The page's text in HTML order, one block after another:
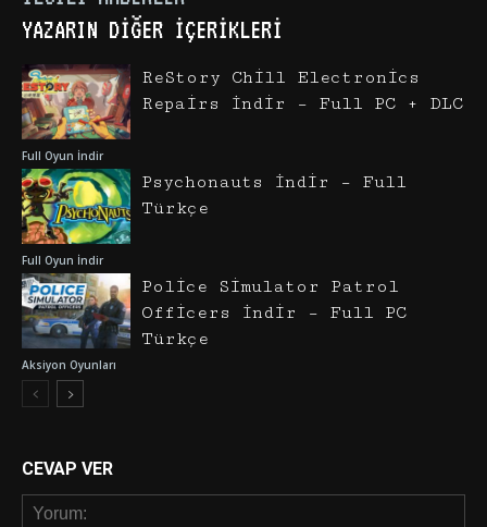
YAZARIN DIĞER İÇERIKLERI
Full Oyun İndir
ReStory Chill Electronics
Repairs İndir – Full PC + DLC
Full Oyun İndir
Psychonauts İndir – Full
Türkçe
Aksiyon Oyunları
Police Simulator Patrol
Officers İndir – Full PC
Türkçe
CEVAP VER